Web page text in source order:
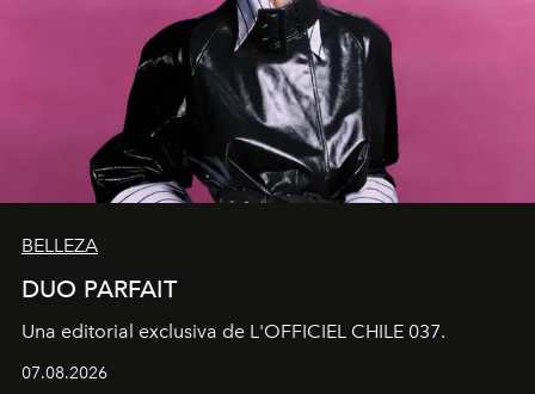
BELLEZA
DUO PARFAIT
Una editorial exclusiva de L'OFFICIEL CHILE 037.
07.08.2026